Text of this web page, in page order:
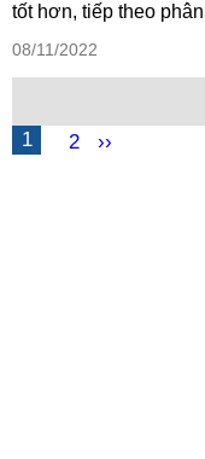
tốt hơn, tiếp theo
08/11/2022
1 2 ››